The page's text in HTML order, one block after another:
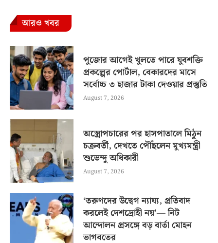
আরও খবর
পুজোর আগেই খুলতে পারে যুবশক্তি
প্রকল্পের পোর্টাল, বেকারদের মাসে
সর্বোচ্চ ৩ হাজার টাকা দেওয়ার প্রস্তুতি
August 7, 2026
অস্ত্রোপচারের পর হাসপাতালে মিঠুন
চক্রবর্তী, দেখতে পৌঁছলেন মুখ্যমন্ত্রী
শুভেন্দু অধিকারী
August 7, 2026
‘তরুণদের উদ্বেগ ন্যায্য, প্রতিবাদ
করলেই দেশদ্রোহী নয়’— নিট
আন্দোলন প্রসঙ্গে বড় বার্তা মোহন
ভাগবতের